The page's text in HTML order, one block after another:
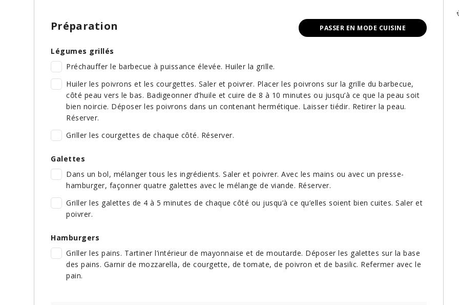
PASSER EN MODE CUISINE
Préparation
Légumes grillés
Préchauffer le barbecue à puissance élevée. Huiler la grille.
Huiler les poivrons et les courgettes. Saler et poivrer. Placer les poivrons sur la grille du barbecue,
côté peau vers le bas. Badigeonner d’huile et cuire de 8 à 10 minutes ou jusqu’à ce que la peau soit
bien noircie. Déposer les poivrons dans un contenant hermétique. Laisser tiédir. Retirer la peau.
Réserver.
Griller les courgettes de chaque côté. Réserver.
Galettes
Dans un bol, mélanger tous les ingrédients. Saler et poivrer. Avec les mains ou avec un presse-
hamburger, façonner quatre galettes avec le mélange de viande. Réserver.
Griller les galettes de 4 à 5 minutes de chaque côté ou jusqu’à ce qu’elles soient bien cuites. Saler et
poivrer.
Hamburgers
Griller les pains. Tartiner l’intérieur de mayonnaise et de moutarde. Déposer les galettes sur la base
des pains. Garnir de mozzarella, de courgette, de tomate, de poivron et de basilic. Refermer avec le
pain.